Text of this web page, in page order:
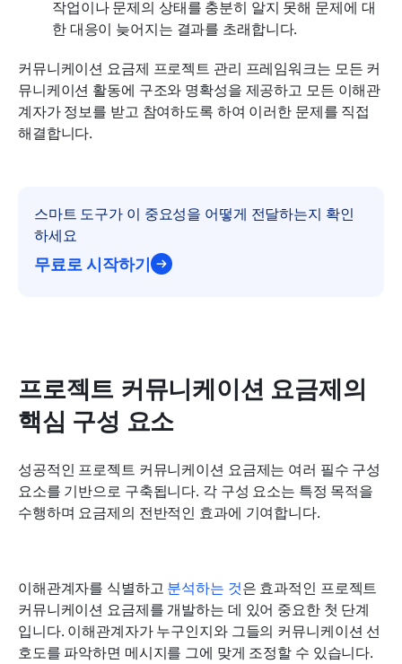
작업이나 문제의 상태를 충분히 알지 못해 문제에 대
한 대응이 늦어지는 결과를 초래합니다.
커뮤니케이션 요금제 프로젝트 관리 프레임워크는 모든 커
뮤니케이션 활동에 구조와 명확성을 제공하고 모든 이해관
계자가 정보를 받고 참여하도록 하여 이러한 문제를 직접
해결합니다.
스마트 도구가 이 중요성을 어떻게 전달하는지 확인
하세요
무료로 시작하기
프로젝트 커뮤니케이션 요금제의
핵심 구성 요소
성공적인 프로젝트 커뮤니케이션 요금제는 여러 필수 구성
요소를 기반으로 구축됩니다. 각 구성 요소는 특정 목적을
수행하며 요금제의 전반적인 효과에 기여합니다.
이해관계자를 식별하고 분석하는 것은 효과적인 프로젝트
커뮤니케이션 요금제를 개발하는 데 있어 중요한 첫 단계
입니다. 이해관계자가 누구인지와 그들의 커뮤니케이션 선
호도를 파악하면 메시지를 그에 맞게 조정할 수 있습니다.